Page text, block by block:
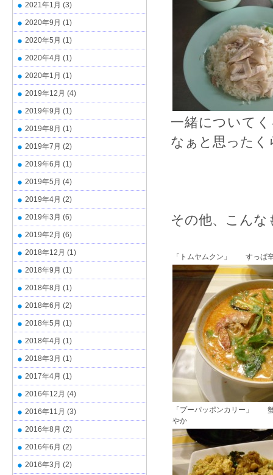
一緒について
なぁと思ったく
その他、こん
「トムヤムクン」 すっぱ
「プーパッポンカリー」
やか
2021年1月 (3)
2020年9月 (1)
2020年5月 (1)
2020年4月 (1)
2020年1月 (1)
2019年12月 (4)
2019年9月 (1)
2019年8月 (1)
2019年7月 (2)
2019年6月 (1)
2019年5月 (4)
2019年4月 (2)
2019年3月 (6)
2019年2月 (6)
2018年12月 (1)
2018年9月 (1)
2018年8月 (1)
2018年6月 (2)
2018年5月 (1)
2018年4月 (1)
2018年3月 (1)
2017年4月 (1)
2016年12月 (4)
2016年11月 (3)
2016年8月 (2)
2016年6月 (2)
2016年3月 (2)